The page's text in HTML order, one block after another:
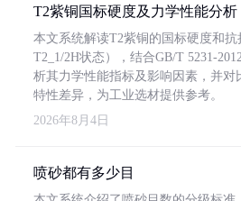
T2紫铜国标硬度及力学性能分析
本文系统解读T2紫铜的国标硬度和抗
T2_1/2H状态），结合GB/T 5231-
析其力学性能指标及影响因素，并对
特性差异，为工业选材提供参考。
2026年8月4日
喷砂都有多少目